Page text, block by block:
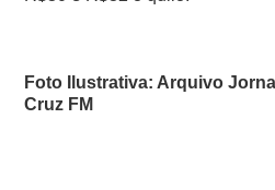
Foto Ilustrativa: Arquivo
Cruz FM